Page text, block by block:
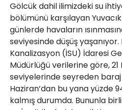
Gölcük dahil ilimizdeki su
bölümünü karşılayan
günlerde havaların
seviyesinde düşüş yaşanıyor.
Kanalizasyon (İSU) İdaresi
Müdürlüğü verilerine göre, 21
seviyelerinde seyreden baraj
Haziran’dan bu yana yüzde
kalmış durumda. Bununla